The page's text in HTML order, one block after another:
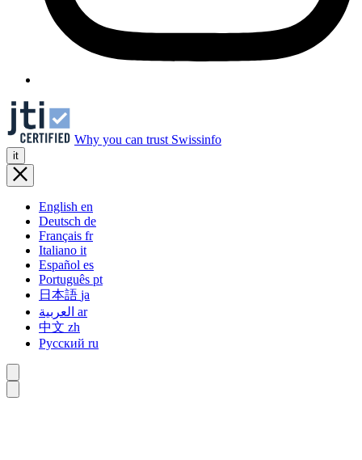
Why you can trust Swissinfo
it
English en
Deutsch de
Français fr
Italiano it
Español es
Português pt
日本語 ja
ar
中文 zh
Русский ru